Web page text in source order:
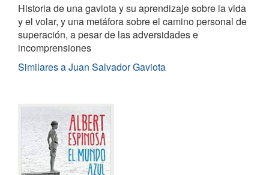
Historia de una gaviota y su aprendizaje sobre la vida
y el volar, y una metáfora sobre el camino personal de
superación, a pesar de las adversidades e
incomprensiones
Similares a Juan Salvador Gaviota